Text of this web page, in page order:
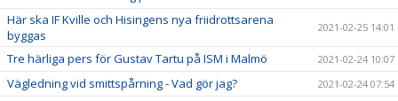
Här ska IF Kville och Hisingens nya friidrottsarena
byggas
2021-02-25 14:01
Tre härliga pers för Gustav Tartu på ISM i Malmö 2021-02-24 10:07
Vägledning vid smittspårning - Vad gör jag? 2021-02-24 07:54